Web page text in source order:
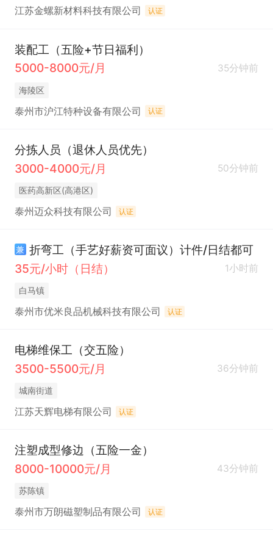
江苏金螺新材料科技有限公司 认证
装配工（五险+节日福利）
5000-8000元/月
35分钟前
海陵区
泰州市沪江特种设备有限公司 认证
分拣人员（退休人员优先）
3000-4000元/月
50分钟前
医药高新区(高港区)
泰州迈众科技有限公司 认证
兼 折弯工（手艺好薪资可面议）计件/日结都可
35元/小时（日结）
1小时前
白马镇
泰州市优米良品机械科技有限公司 认证
电梯维保工（交五险）
3500-5500元/月
36分钟前
城南街道
江苏天辉电梯有限公司 认证
注塑成型修边（五险一金）
8000-10000元/月
43分钟前
苏陈镇
泰州市万朗磁塑制品有限公司 认证